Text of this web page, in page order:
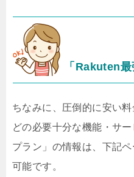
「Rakuten最
ちなみに、圧倒的に安い
どの必要十分な機能・サ
プラン」の情報は、下記
可能です。